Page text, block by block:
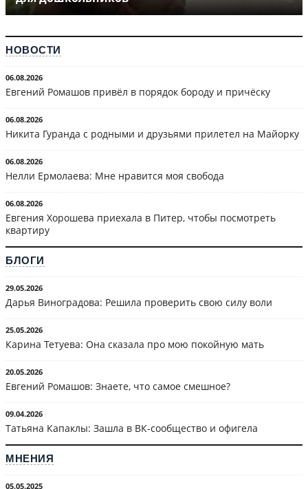
НОВОСТИ
06.08.2026
Евгений Ромашов привёл в порядок бороду и причёску
06.08.2026
Никита Гуранда с родными и друзьями прилетел на Майорку
06.08.2026
Нелли Ермолаева: Мне нравится моя свобода
06.08.2026
Евгения Хорошева приехала в Питер, чтобы посмотреть
квартиру
БЛОГИ
29.05.2026
Дарья Виноградова: Решила проверить свою силу воли
25.05.2026
Карина Тетуева: Она сказала про мою покойную мать
20.05.2026
Евгений Ромашов: Знаете, что самое смешное?
09.04.2026
Татьяна Капаклы: Зашла в ВК-сообщество и офигела
МНЕНИЯ
05.05.2025